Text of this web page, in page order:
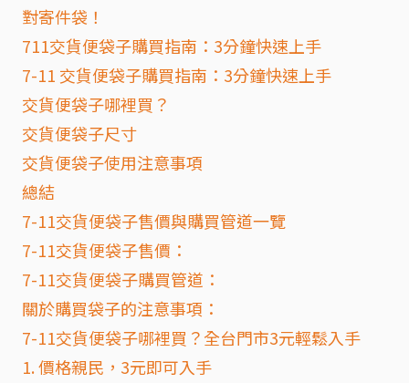
對寄件袋！
711交貨便袋子購買指南：3分鐘快速上手
7-11 交貨便袋子購買指南：3分鐘快速上手
交貨便袋子哪裡買？
交貨便袋子尺寸
交貨便袋子使用注意事項
總結
7-11交貨便袋子售價與購買管道一覽
7-11交貨便袋子售價：
7-11交貨便袋子購買管道：
關於購買袋子的注意事項：
7-11交貨便袋子哪裡買？全台門市3元輕鬆入手
1. 價格親民，3元即可入手